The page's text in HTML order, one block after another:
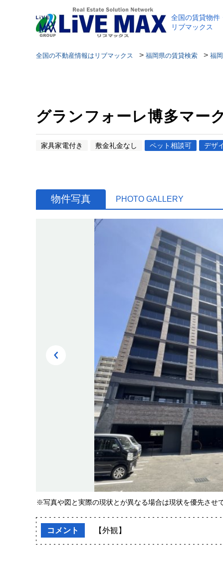
全国の賃貸物件
リブマックス
全国の不動産情報はリブマックス > 福岡県の賃貸検索 > 福
グランフォーレ博多マー
家具家電付き 敷金礼金なし ペット相談可 デザ
物件写真 PHOTO GALLERY
※写真や図と実際の現状とが異なる場合は現状を優先させ
コメント 【外観】